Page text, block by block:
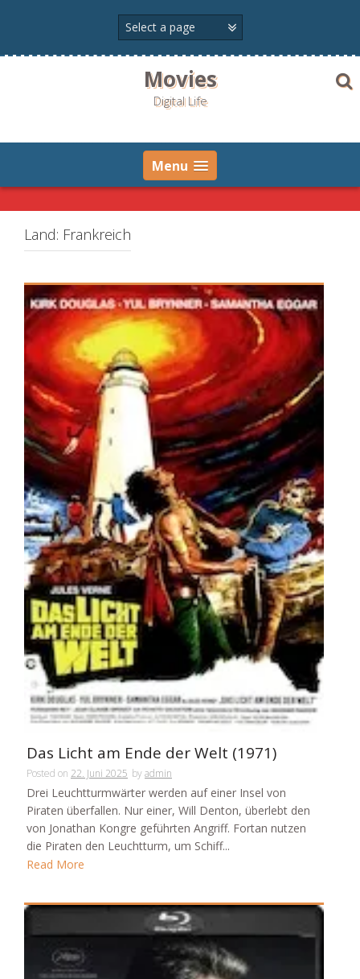
Movies
Digital Life
Menu
Land: Frankreich
Das Licht am Ende der Welt (1971)
Posted on 22. Juni 2025 byadmin
Drei Leuchtturmwärter werden auf einer Insel von
Piraten überfallen. Nur einer, Will Denton, überlebt den
von Jonathan Kongre geführten Angriff. Fortan nutzen
die Piraten den Leuchtturm, um Schiff...
Read More